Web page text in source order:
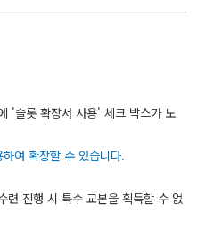
'슬롯 확장서 사용' 체크 박스가 노
여 확장할 수 있습니다.
련 진행 시 특수 교본을 획득할 수 없